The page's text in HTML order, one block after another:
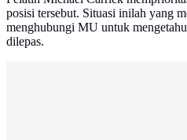
posisi tersebut. Situasi inilah yang
menghubungi MU untuk
dilepas.